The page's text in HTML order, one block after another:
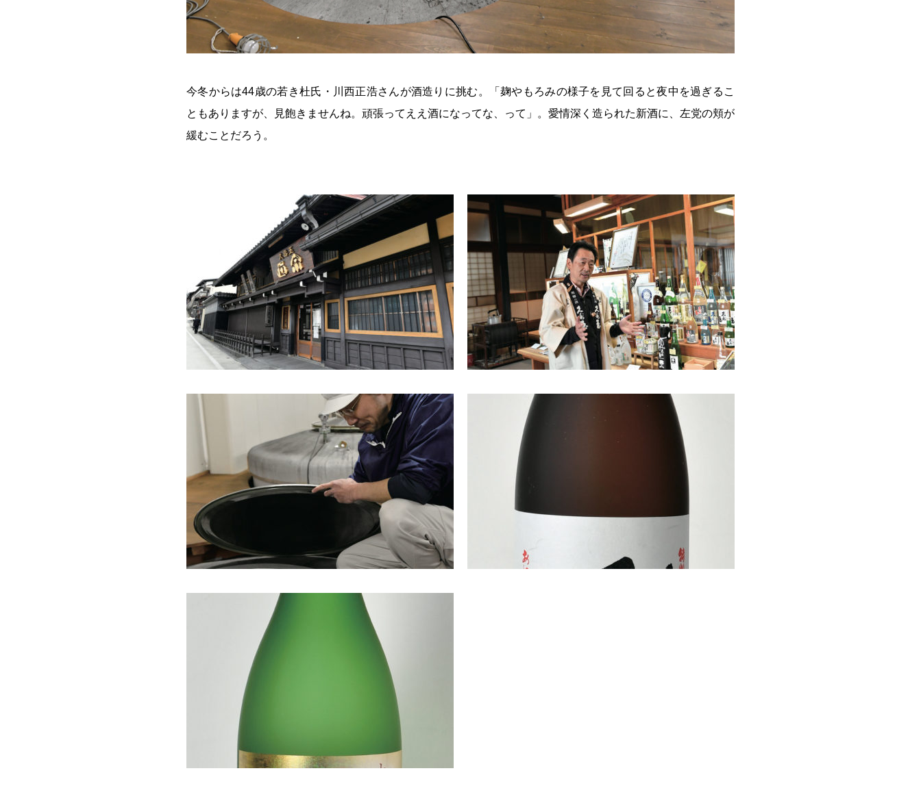
今冬からは44歳の若き杜氏・川西正浩さんが酒造りに挑む。「麹やもろみの様子を見て回ると夜中を過ぎるこ
ともありますが、見飽きませんね。頑張ってええ酒になってな、って」。愛情深く造られた新酒に、左党の頬が
緩むことだろう。